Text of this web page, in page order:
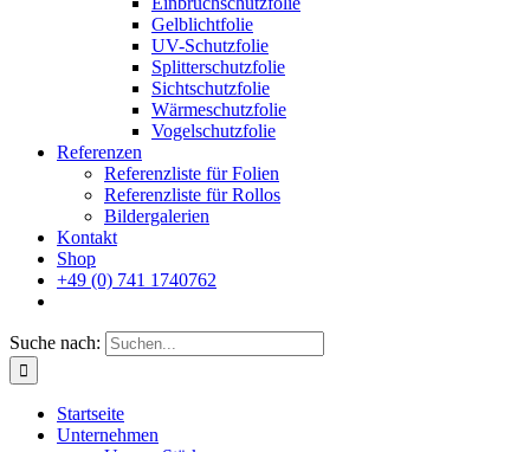
Gelblichtfolie
UV-Schutzfolie
Splitterschutzfolie
Sichtschutzfolie
Wärmeschutzfolie
Vogelschutzfolie
Referenzen
Referenzliste für Folien
Referenzliste für Rollos
Bildergalerien
Kontakt
Shop
+49 (0) 741 1740762
Suche nach:
Startseite
Unternehmen